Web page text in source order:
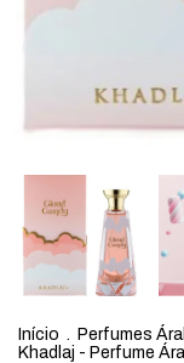
Início . Perfumes
Khadlaj - Perfume